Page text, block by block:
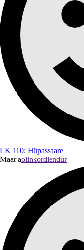
LK 110: Hüpassaare
Maarjaolinkordlendur